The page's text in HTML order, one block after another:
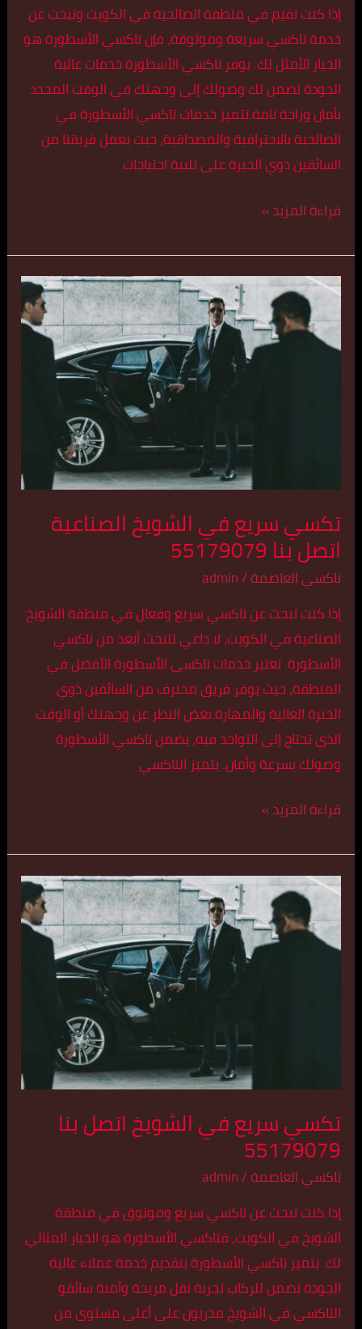
إذا كنت تقيم في منطقة الصالحية في الكويت وتبحث عن
خدمة تاكسي سريعة وموثوقة، فإن تاكسي الأسطورة هو
الخيار الأمثل لك. يوفر تاكسي الأسطورة خدمات عالية
الجودة تضمن لك وصولك إلى وجهتك في الوقت المحدد
بأمان وراحة تامة.تتميز خدمات تاكسي الأسطورة في
الصالحية بالاحترافية والمصداقية، حيث يعمل فريقنا من
السائقين ذوي الخبرة على تلبية احتياجات
قراءة المزيد »
تكسي سريع في الشويخ الصناعية
اتصل بنا 55179079
تاكسي العاصمة/
admin
إذا كنت تبحث عن تاكسي سريع وفعال في منطقة الشويخ
الصناعية في الكويت، لا داعي للبحث أبعد من تاكسي
الأسطورة. تعتبر خدمات تاكسي الأسطورة الأفضل في
المنطقة، حيث يوفر فريق محترف من السائقين ذوي
الخبرة العالية والمهارة.بغض النظر عن وجهتك أو الوقت
الذي تحتاج إلى التواجد فيه، يضمن تاكسي الأسطورة
وصولك بسرعة وأمان. يتميز التاكسي
تكسي
سريع
في
قراءة المزيد »
تكسي سريع في الشويخ اتصل بنا
55179079
تاكسي العاصمة/
admin
إذا كنت تبحث عن تاكسي سريع وموثوق في منطقة
الشويخ في الكويت، فتاكسي الأسطورة هو الخيار المثالي
لك. يتميز تاكسي الأسطورة بتقديم خدمة عملاء عالية
الجودة تضمن للركاب تجربة نقل مريحة وآمنة.سائقو
التاكسي في الشويخ مدربون على أعلى مستوى من
تكسي
سريع
في